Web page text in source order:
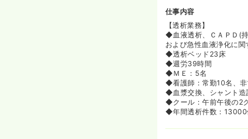
お仕事する体制が整っ
20代の看護師さんは
ライベートなことも
≪チーム医療を大切に
◆セーフティマネジメ
員会があります。
◆他職種のメンバーと
ができる、勉強になる
◆年1回のボランティ
ホームな看護を提供で
仕事内容
【透析業務】
◆血液透析、ＣＡＰＤ(
および急性血液浄化に関
◆透析ベッド23床
◆週労39時間
◆ＭＥ：5名
◆看護師：常勤10名、非
◆血漿交換、シャント造
◆クール：午前午後の2
◆年間透析件数：13000